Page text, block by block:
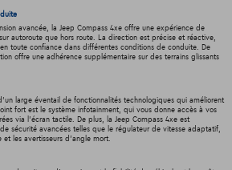
avancée, la Jeep Compass 4xe offre une expérience de
autoroute que hors route. La direction est précise et réactive,
toute confiance dans différentes conditions de conduite. De
offre une adhérence supplémentaire sur des terrains glissants
large éventail de fonctionnalités technologiques qui améliorent
fort est le système infotainment, qui vous donne accès à vos
via l'écran tactile. De plus, la Jeep Compass 4xe est
sécurité avancées telles que le régulateur de vitesse adaptatif,
et les avertisseurs d'angle mort.